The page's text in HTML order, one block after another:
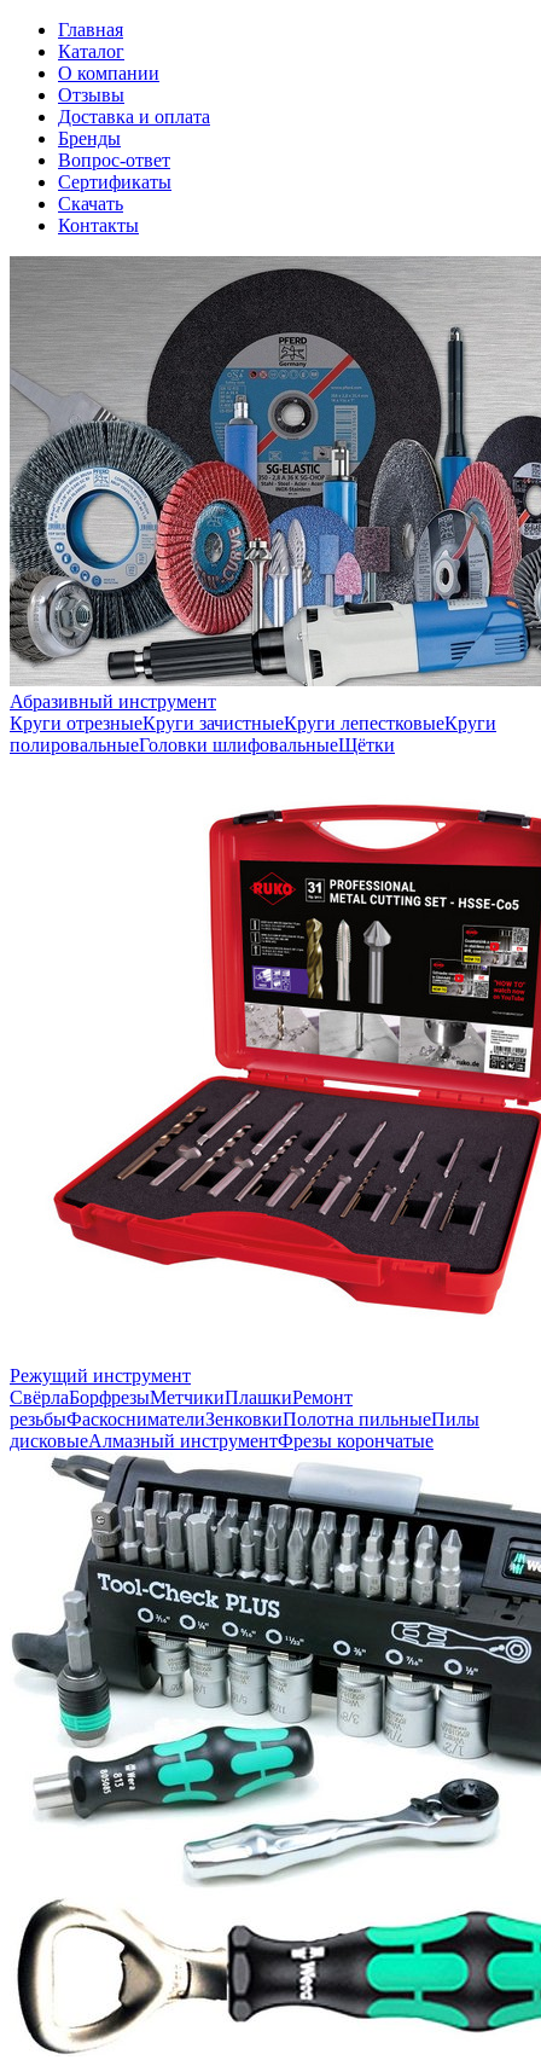
Главная
Каталог
О компании
Отзывы
Доставка и оплата
Бренды
Вопрос-ответ
Сертификаты
Скачать
Контакты
Абразивный инструмент
Круги отрезныеКруги зачистныеКруги лепестковыеКруги
полировальныеГоловки шлифовальныеЩётки
Режущий инструмент
СвёрлаБорфрезыМетчикиПлашкиРемонт
резьбыФаскоснимателиЗенковкиПолотна пильныеПилы
дисковыеАлмазный инструментФрезы корончатые